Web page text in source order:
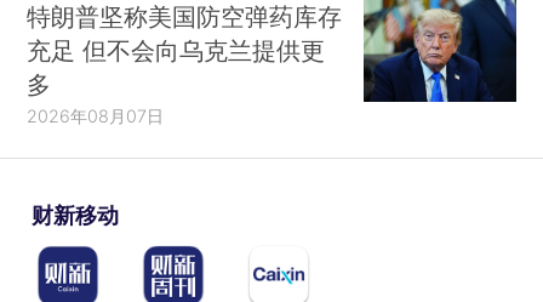
特朗普坚称美国防空弹药库存
充足 但不会向乌克兰提供更
多
2026年08月07日
财新移动